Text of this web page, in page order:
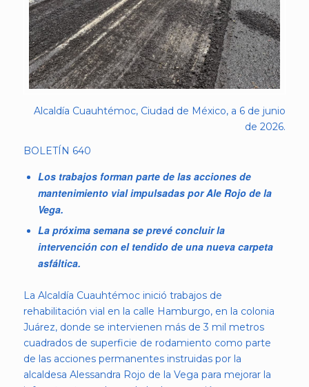
Alcaldía Cuauhtémoc, Ciudad de México, a 6 de junio
de 2026.
BOLETÍN 640
Los trabajos forman parte de las acciones de
mantenimiento vial impulsadas por Ale Rojo de la
Vega.
La próxima semana se prevé concluir la
intervención con el tendido de una nueva carpeta
asfáltica.
La Alcaldía Cuauhtémoc inició trabajos de
rehabilitación vial en la calle Hamburgo, en la colonia
Juárez, donde se intervienen más de 3 mil metros
cuadrados de superficie de rodamiento como parte
de las acciones permanentes instruidas por la
alcaldesa Alessandra Rojo de la Vega para mejorar la